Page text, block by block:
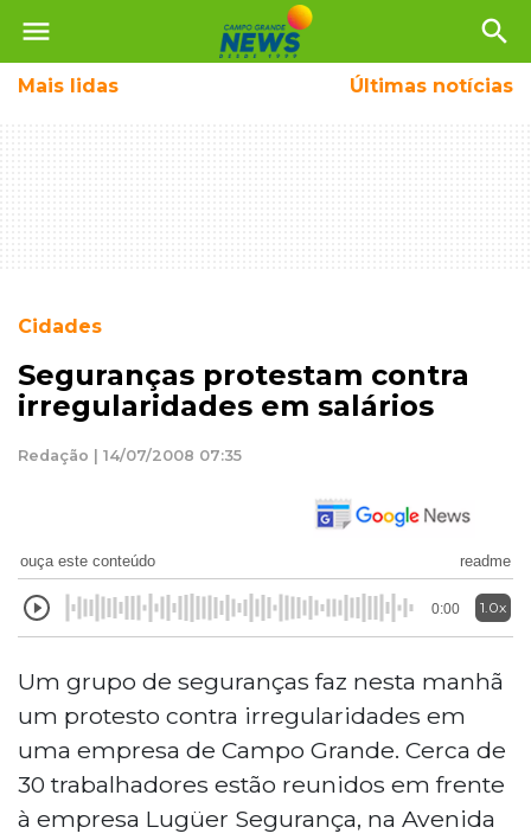
menu search
Mais lidas Últimas notícias
Cidades
Seguranças protestam contra
irregularidades em salários
Redação | 14/07/2008 07:35
ouça este conteúdo readme
0:00 1.0x
Um grupo de seguranças faz nesta manhã
um protesto contra irregularidades em
uma empresa de Campo Grande. Cerca de
30 trabalhadores estão reunidos em frente
à empresa Lugüer Segurança, na Avenida